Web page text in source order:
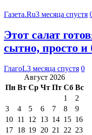
Газета.Ru3 месяца спустя
Этот салат
сытно, просто и
ГлагоL3 месяца спустя 0
Август 2026
Пн Вт Ср Чт Пт Сб Вс
1
2
3
4 5 6 7 8
9
10 11 12 13 14 15 16
17 18 19 20 21 22 23